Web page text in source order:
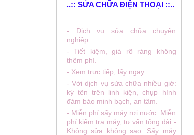
..:: SỬA CHỮA ĐIỆN THOẠI ::..
- Dịch vụ sửa chữa chuyên
nghiệp.
- Tiết kiệm, giá rõ ràng không
thêm phí.
- Xem trực tiếp, lấy ngay.
- Với dịch vụ sửa chữa nhiều giờ:
ký tên trên linh kiện, chụp hình
đảm bảo minh bạch, an tâm.
- Miễn phí sấy máy rơi nước. Miễn
phí kiểm tra máy, tư vấn tổng đài -
Không sửa không sao. Sấy máy